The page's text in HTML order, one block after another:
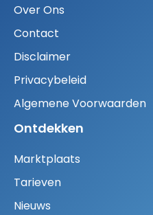
Over Ons
Contact
Disclaimer
Privacybeleid
Algemene Voorwaarden
Ontdekken
Marktplaats
Tarieven
Nieuws